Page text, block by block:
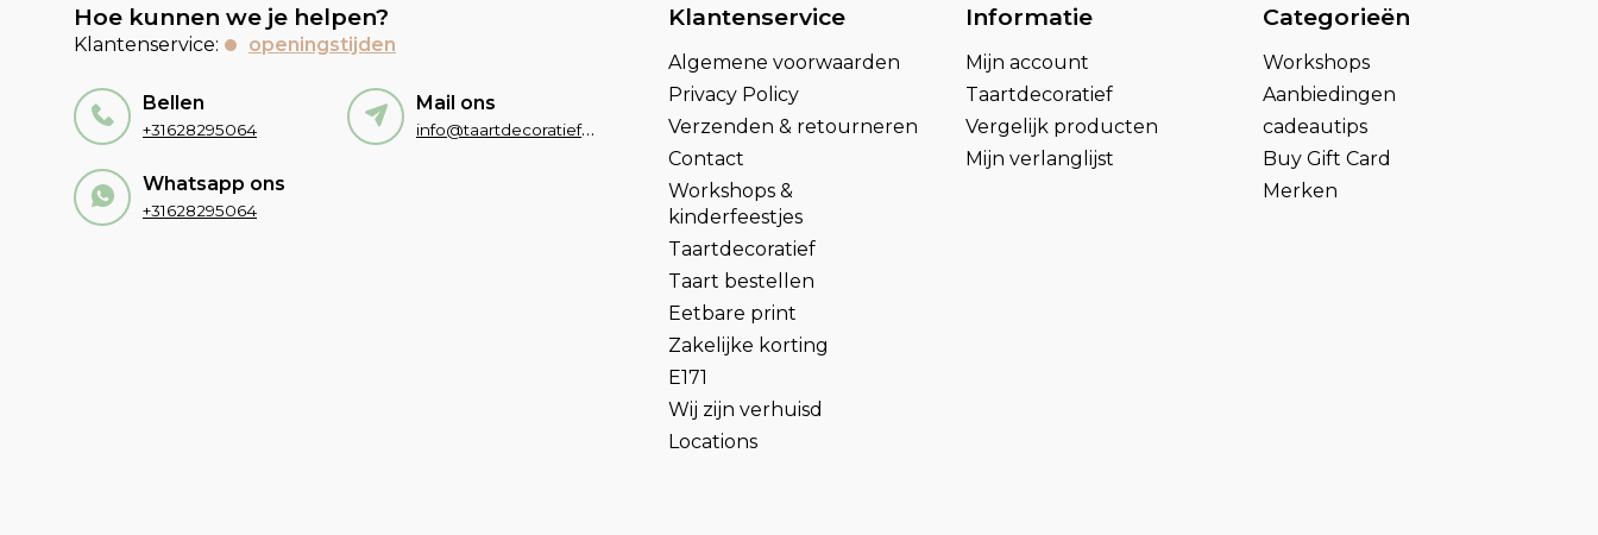
Hoe kunnen we je helpen?
Klantenservice: openingstijden
Bellen
+31628295064
Mail ons
info@taartdecoratief.nl
Whatsapp ons
+31628295064
Klantenservice
Algemene voorwaarden
Privacy Policy
Verzenden & retourneren
Contact
Workshops &
kinderfeestjes
Taartdecoratief
Taart bestellen
Eetbare print
Zakelijke korting
E171
Wij zijn verhuisd
Locations
Informatie
Mijn account
Taartdecoratief
Vergelijk producten
Mijn verlanglijst
Categorieën
Workshops
Aanbiedingen
cadeautips
Buy Gift Card
Merken